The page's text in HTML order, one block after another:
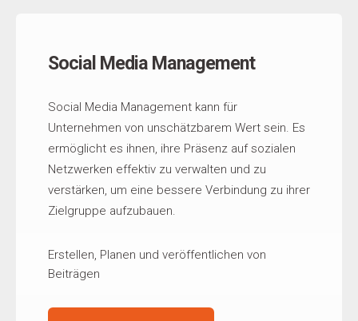
Social Media Management
Social Media Management kann für
Unternehmen von unschätzbarem Wert sein. Es
ermöglicht es ihnen, ihre Präsenz auf sozialen
Netzwerken effektiv zu verwalten und zu
verstärken, um eine bessere Verbindung zu ihrer
Zielgruppe aufzubauen.
Erstellen , Planen und veröffentlichen von
Beiträgen